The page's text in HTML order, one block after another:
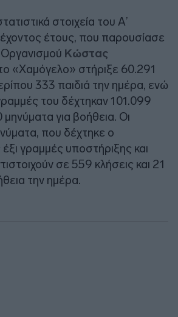
στοιχεία του Α’
έτους, που παρουσίασε
Κώστας
«Χαμόγελο» στήριξε 60.291
333 παιδιά την ημέρα, ενώ
του δέχτηκαν 101.099
μηνύματα για βοήθεια. Οι
που δέχτηκε ο
γραμμές υποστήριξης και
σε 559 κλήσεις και 21
την ημέρα.